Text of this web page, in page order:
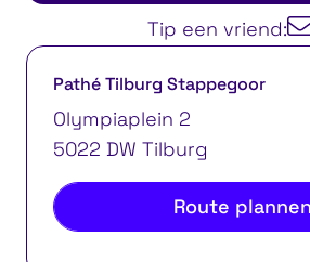
Tip een vriend:
Pathé Tilburg Stappegoor
Olympiaplein 2
5022 DW Tilburg
Route plannen